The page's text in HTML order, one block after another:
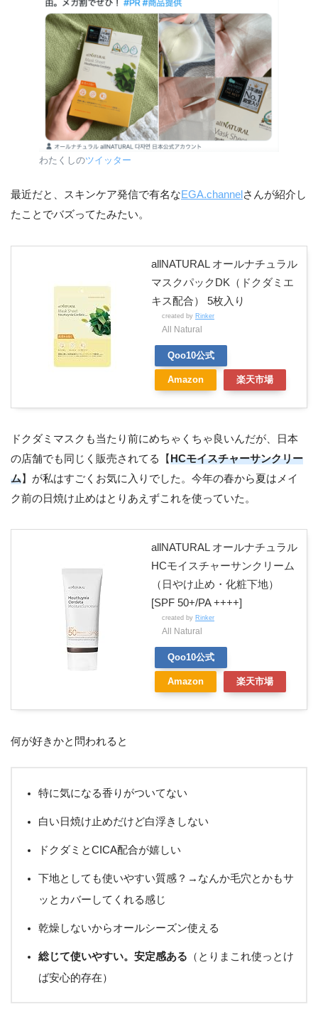
わたくしのツイッター
最近だと、スキンケア発信で有名なEGA.channel さんが紹介し
たことでバズってたみたい。
allNATURAL オールナチュラル
マスクパックDK（ドクダミエ
キス配合） 5枚入り
created by Rinker
All Natural
Qoo10公式
Amazon 楽天市場
ドクダミマスクも当たり前にめちゃくちゃ良いんだが、日本
の店舗でも同じく販売されてる【HCモイスチャーサンクリー
ム】が私はすごくお気に入りでした。今年の春から夏はメイ
ク前の日焼け止めはとりあえずこれを使っていた。
allNATURAL オールナチュラル
HCモイスチャーサンクリーム
（日やけ止め・化粧下地）
[SPF 50+/PA ++++]
created by Rinker
All Natural
Qoo10公式
Amazon 楽天市場
何が好きかと問われると
特に気になる香りがついてない
白い日焼け止めだけど白浮きしない
ドクダミとCICA配合が嬉しい
下地としても使いやすい質感？→なんか毛穴とかもサ
ッとカバーしてくれる感じ
乾燥しないからオールシーズン使える
総じて使いやすい。安定感ある （とりまこれ使っとけ
ば安心的存在）